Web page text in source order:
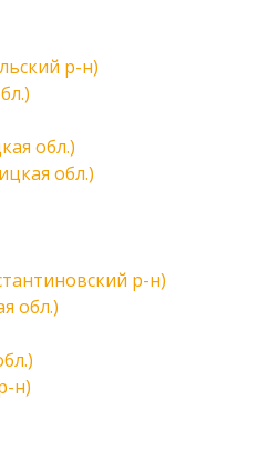
р-н)
обл.)
обл.)
р-н)
обл.)
н)